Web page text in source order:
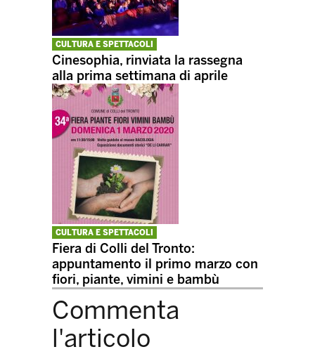
CULTURA E SPETTACOLI
Cinesophia, rinviata la rassegna
alla prima settimana di aprile
CULTURA E SPETTACOLI
Fiera di Colli del Tronto:
appuntamento il primo marzo con
fiori, piante, vimini e bambù
Commenta
l'articolo